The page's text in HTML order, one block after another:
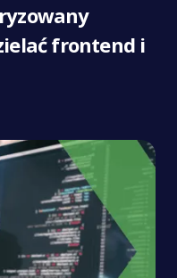
frontend i